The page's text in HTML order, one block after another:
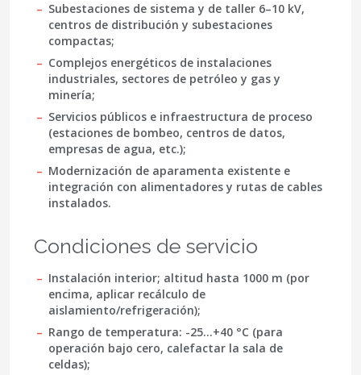
Subestaciones de sistema y de taller 6–10 kV,
centros de distribución y subestaciones
compactas;
Complejos energéticos de instalaciones
industriales, sectores de petróleo y gas y
minería;
Servicios públicos e infraestructura de proceso
(estaciones de bombeo, centros de datos,
empresas de agua, etc.);
Modernización de aparamenta existente e
integración con alimentadores y rutas de cables
instalados.
Condiciones de servicio
Instalación interior; altitud hasta 1000 m (por
encima, aplicar recálculo de
aislamiento/refrigeración);
Rango de temperatura: -25…+40 °C (para
operación bajo cero, calefactar la sala de
celdas);